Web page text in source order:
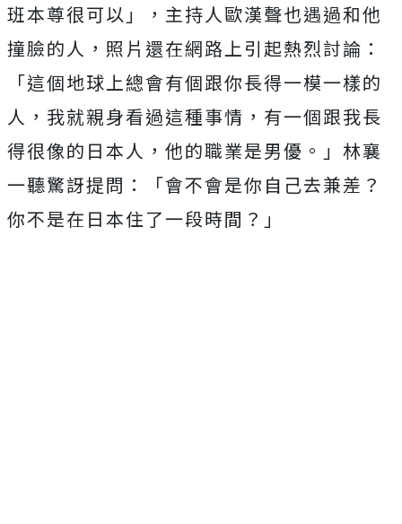
班本尊很可以」， 主持人歐漢聲也遇過和他
撞臉的人，照片還在網路上引起熱烈討論：
「這個地球上總會有個跟你長得一模一樣的
人， 我就親身看過這種事情，有一個跟我長
得很像的日本人，他的職業是男優。」林襄
一聽驚訝提問：「會不會是你自己去兼差？
你不是在日本住了一段時間？」